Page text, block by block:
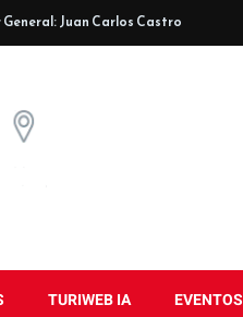
Juan Carlos Castro
TURIWEB IA EVENTOS